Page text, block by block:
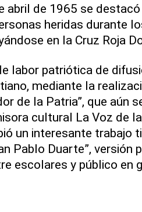
abril de 1965 se
heridas durante
en la Cruz Roja
labor patriótica de
mediante la
de la Patria”, que aún
cultural La Voz de
un interesante trabajo
Pablo Duarte”, versión
escolares y público en